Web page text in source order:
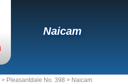
Naicam
> Pleasantdale No. 398 > Naicam